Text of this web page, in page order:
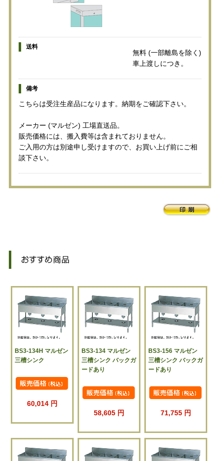
送料
無料 (一部離島を除く)
車上渡しにつき。
備考
こちらは受注生産品になります。納期をご確認下さい。
メーカー (マルゼン) 工場直送品。
販売価格には、搬入費等は含まれておりません。
ご入用の方は別途申し受けますので、お買い上げ前にご相
談下さい。
BS3-134H マルゼン
三槽シンク
60,014 円
BS3-134 マルゼン
三槽シンク バックガ
ードあり
58,605 円
BS3-156 マルゼン
三槽シンク バックガ
ードあり
71,755 円